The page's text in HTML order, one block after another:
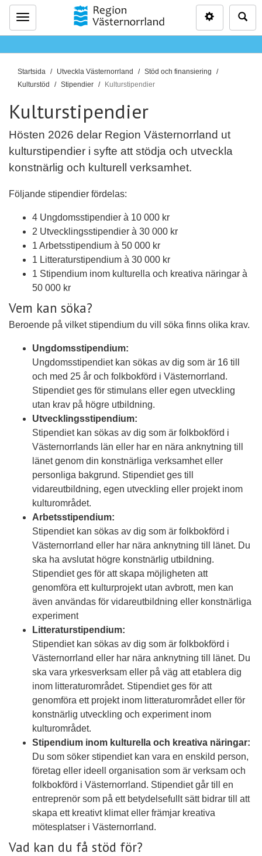
Meny
D
u
r
h
ä
r
:
Startsida Utveckla Västernorrland
Stöd och finansiering
Kulturstöd
Stipendier Kulturstipendier
Kulturstipendier
Hösten 2026 delar Region Västernorrland ut
kulturstipendier i syfte att stödja och utveckla
konstnärlig och kulturell verksamhet.
Följande stipendier fördelas:
4 Ungdomsstipendier à 10 000 kr
2 Utvecklingsstipendier à 30 000 kr
1 Arbetsstipendium à 50 000 kr
1 Litteraturstipendium à 30 000 kr
1 Stipendium inom kulturella och kreativa näringar à
50 000 kr
Vem kan söka?
Beroende på vilket stipendium du vill söka finns olika krav.
Ungdomsstipendium:
Ungdomsstipendiet kan sökas av dig som är 16 till
och med 25 år och folkbokförd i Västernorrland.
Stipendiet ges för stimulans eller egen utveckling
utan krav på högre utbildning.
Utvecklingsstipendium:
Stipendiet kan sökas av dig som är folkbokförd i
Västernorrlands län eller har en nära anknytning till
länet genom din konstnärliga verksamhet eller
personliga bakgrund. Stipendiet ges till
vidareutbildning, egen utveckling eller projekt inom
kulturområdet.
Arbetsstipendium:
Stipendiet kan sökas av dig som är folkbokförd i
Västernorrland eller har nära anknytning till länet. Du
ska ha avslutat högre konstnärlig utbildning.
Stipendiet ges för att skapa möjligheten att
genomföra ett kulturprojekt utan avbrott, men kan
även användas för vidareutbildning eller konstnärliga
experiment
Litteraturstipendium:
Stipendiet kan sökas av dig som är folkbokförd i
Västernorrland eller har nära anknytning till länet. Du
ska vara yrkesverksam eller på väg att etablera dig
inom litteraturområdet. Stipendiet ges för att
genomföra ett projekt inom litteraturområdet eller för
konstnärlig utveckling och experiment inom
kulturområdet.
Stipendium inom kulturella och kreativa näringar:
Du som söker stipendiet kan vara en enskild person,
företag eller ideell organisation som är verksam och
folkbokförd i Västernorrland. Stipendiet går till en
entreprenör som på ett betydelsefullt sätt bidrar till att
skapa ett kreativt klimat eller främjar kreativa
mötesplatser i Västernorrland.
Vad kan du få stöd för?